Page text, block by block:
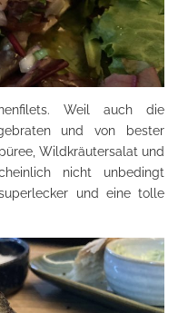
Weil auch die
und von bester
Wildkräutersalat und
nicht unbedingt
und eine tolle